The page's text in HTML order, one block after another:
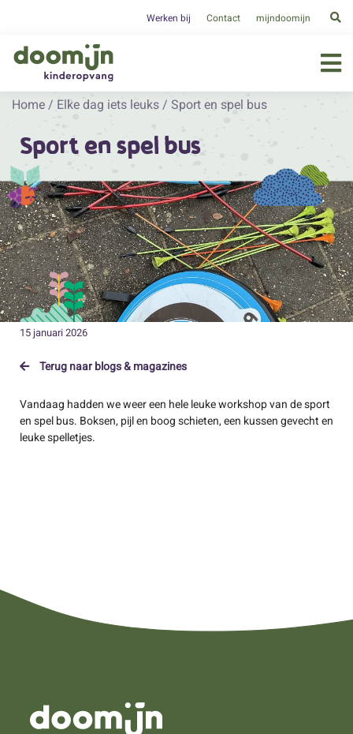
Werken bij Contact mijndoomijn
Home / Elke dag iets leuks / Sport en spel bus
Sport en spel bus
15 januari 2026
Terug naar blogs & magazines
Vandaag hadden we weer een hele leuke workshop van de sport
en spel bus. Boksen, pijl en boog schieten, een kussen gevecht en
leuke spelletjes.